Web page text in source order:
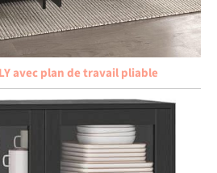
avec plan de travail pliable